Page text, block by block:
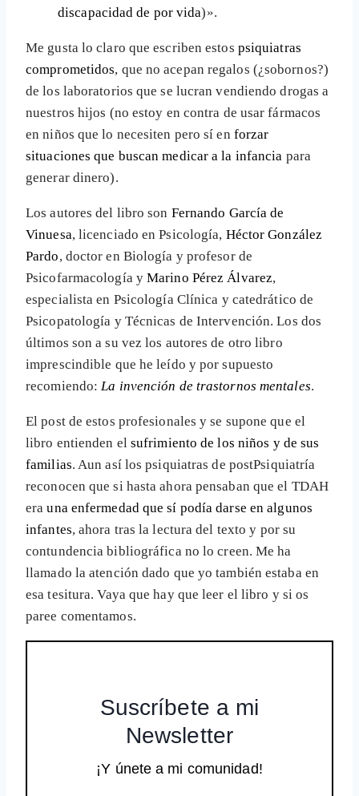
discapacidad de por vida)».
Me gusta lo claro que escriben estos psiquiatras
comprometidos, que no acepan regalos (¿sobornos?)
de los laboratorios que se lucran vendiendo drogas a
nuestros hijos (no estoy en contra de usar fármacos
en niños que lo necesiten pero sí en forzar
situaciones que buscan medicar a la infancia para
generar dinero).
Los autores del libro son Fernando García de
Vinuesa, licenciado en Psicología, Héctor González
Pardo, doctor en Biología y profesor de
Psicofarmacología yMarino Pérez Álvarez,
especialista en Psicología Clínica y catedrático de
Psicopatología y Técnicas de Intervención. Los dos
últimos son a su vez los autores de otro libro
imprescindible que he leído y por supuesto
recomiendo:La invención de trastornos mentales.
El post de estos profesionales y se supone que el
libro entienden el sufrimiento de los niños y de sus
familias. Aun así los psiquiatras de postPsiquiatría
reconocen que si hasta ahora pensaban que el TDAH
erauna enfermedad que sí podía darse en algunos
infantes, ahora tras la lectura del texto y por su
contundencia bibliográfica no lo creen. Me ha
llamado la atención dado que yo también estaba en
esa tesitura. Vaya que hay que leer el libro y si os
paree comentamos.
Suscríbete a mi
Newsletter
¡Y únete a mi comunidad!